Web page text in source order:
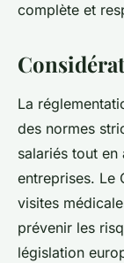
complète et
La
des normes
salariés tout
entreprises. Le
visites
prévenir les
législation